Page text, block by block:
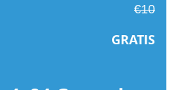
€10
GRATIS